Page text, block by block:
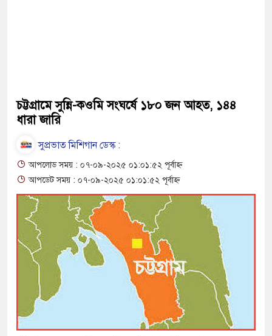
চট্টগ্রামে সুন্নি-কওমি সংঘর্ষে ১৮০ জন আহত, ১৪৪
ধারা জারি
সুপ্রভাত মিশিগান ডেস্ক :
আপলোড সময় : ০৭-০৯-২০২৫ ০১:০১:৫২ পূর্বাহ্ন
আপডেট সময় : ০৭-০৯-২০২৫ ০১:০১:৫২ পূর্বাহ্ন